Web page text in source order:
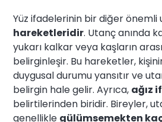
Yüz ifadelerinin bir diğer önemli
hareketleridir. Utanç anında
yukarı kalkar veya kaşların
belirginleşir. Bu hareketler,
duygusal durumu yansıtır ve
belirgin hale gelir. Ayrıca, ağız
belirtilerinden biridir. Bireyler,
genellikle gülümsemekten